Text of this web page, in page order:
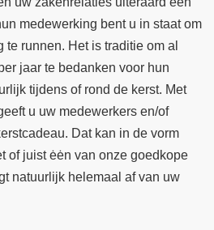
medewerking bent u in staat om
runnen. Het is traditie om al
jaar te bedanken voor hun
tijdens of rond de kerst. Met
u uw medewerkers en/of
Dat kan in de vorm
of juist ėėn van onze goedkope
natuurlijk helemaal af van uw